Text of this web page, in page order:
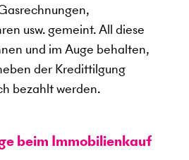
usw. gemeint. All diese
und im Auge behalten,
der Kredittilgung
bezahlt werden.
beim Immobilienkauf